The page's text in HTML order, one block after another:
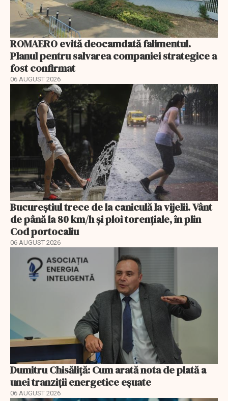
ROMAERO evită deocamdată falimentul.
Planul pentru salvarea companiei strategice a
fost confirmat
06 AUGUST 2026
Bucureștiul trece de la caniculă la vijelii. Vânt
de până la 80 km/h și ploi torențiale, în plin
Cod portocaliu
06 AUGUST 2026
Dumitru Chisăliță: Cum arată nota de plată a
unei tranziții energetice eșuate
06 AUGUST 2026